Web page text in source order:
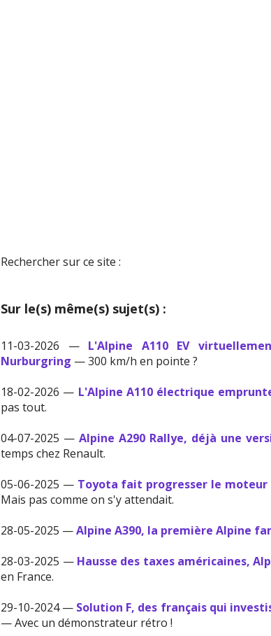
Rechercher sur ce site :
Sur le(s) même(s) sujet(s) :
11-03-2026 — L'Alpine A110 EV
Nurburgring — 300 km/h en pointe ?
18-02-2026 — L'Alpine A110 électrique
pas tout.
04-07-2025 —Alpine A290 Rallye, déjà une
temps chez Renault.
05-06-2025 — Toyota fait progresser le
Mais pas comme on s'y attendait.
28-05-2025 —Alpine A390, la première Alpine
28-03-2025 — Hausse des taxes américaines,
en France.
29-10-2024 — Solution F, des français qui
— Avec un démonstrateur rétro !